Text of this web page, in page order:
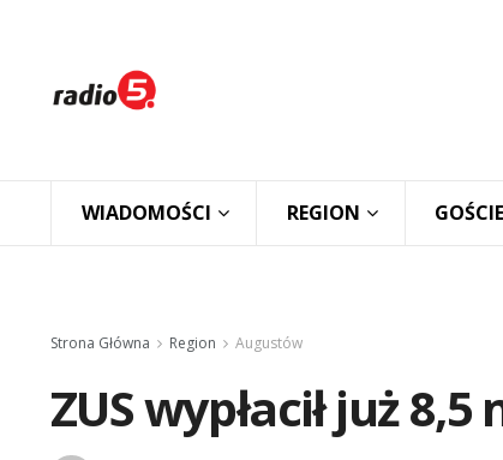
WIADOMOŚCI REGION GOŚCIE
Strona Główna Region Augustów
ZUS wypłacił już